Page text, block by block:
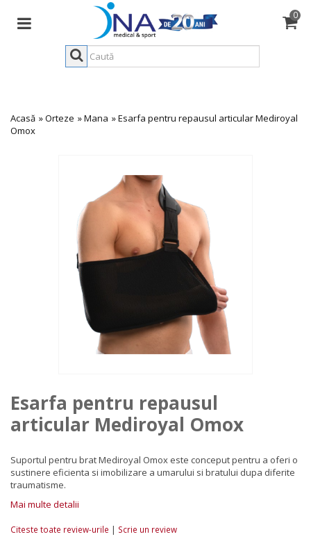
0
Acasă »Orteze »Mana »Esarfa pentru repausul articular Mediroyal
Omox
Esarfa pentru repausul
articular Mediroyal Omox
Suportul pentru brat Mediroyal Omox este conceput pentru a oferi o
sustinere eficienta si imobilizare a umarului si bratului dupa diferite
traumatisme.
Mai multe detalii
Citeste toate review-urile | Scrie un review